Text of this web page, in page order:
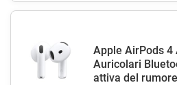
Apple AirPods
Auricolari
attiva del